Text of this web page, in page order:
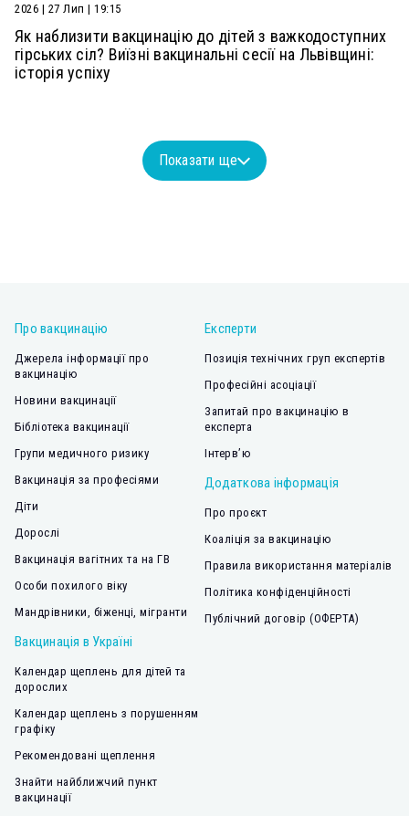
2026 | 27 Лип | 19:15
Як наблизити вакцинацію до дітей з важкодоступних
гірських сіл? Виїзні вакцинальні сесії на Львівщині:
історія успіху
Показати ще
Про вакцинацію
Джерела інформації про
вакцинацію
Новини вакцинації
Бібліотека вакцинації
Групи медичного ризику
Вакцинація за професіями
Діти
Дорослі
Вакцинація вагітних та на ГВ
Особи похилого віку
Мандрівники, біженці, мігранти
Вакцинація в Україні
Календар щеплень для дітей та
дорослих
Календар щеплень з порушенням
графіку
Рекомендовані щеплення
Знайти найближчий пункт
вакцинації
Експерти
Позиція технічних груп експертів
Професійні асоціації
Запитай про вакцинацію в
експерта
Інтерв’ю
Додаткова інформація
Про проєкт
Коаліція за вакцинацію
Правила використання матеріалів
Політика конфіденційності
Публічний договір (ОФЕРТА)